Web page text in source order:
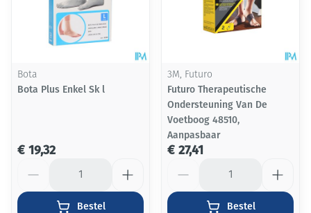
Bota
Bota Plus Enkel Sk l
€ 19,32
Bestel
3M, Futuro
Futuro Therapeutische
Ondersteuning Van De
Voetboog 48510,
Aanpasbaar
€ 27,41
Bestel